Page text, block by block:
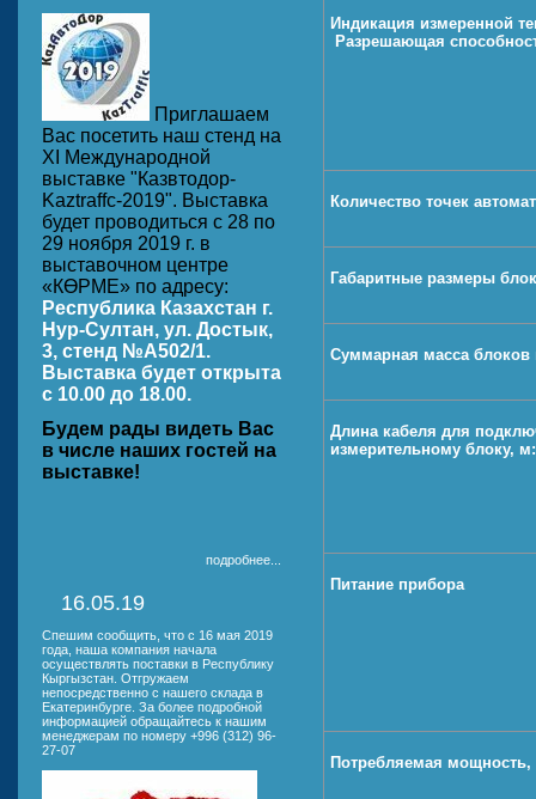
Приглашаем
Вас посетить наш стенд на
ХI Международной
выставке "Казвтодор-
Kaztraffc-2019". Выставка
будет проводиться с 28 по
29 ноября 2019 г. в
выставочном центре
«КӨРМЕ» по адресу:
Республика Казахстан г.
Нур-Султан, ул. Достык,
3, стенд №A502/1.
Выставка будет открыта
с 10.00 до 18.00.
Будем рады видеть Вас
в числе наших гостей на
выставке!
подробнее...
16.05.19
Спешим сообщить, что с 16 мая 2019
года, наша компания начала
осуществлять поставки в Республику
Кыргызстан. Отгружаем
непосредственно с нашего склада в
Екатеринбурге. За более подробной
информацией обращайтесь к нашим
менеджерам по номеру +996 (312) 96-
27-07
Индикация измеренной
Разрешающая
Количество точек
Габаритные размеры
Суммарная масса блоков
Длина кабеля для
измерительному блоку, м:
Питание прибора
Потребляемая мощность,